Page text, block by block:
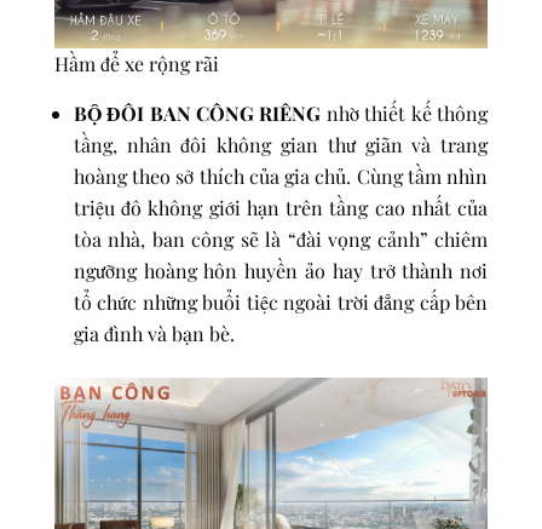
Hầm để xe rộng rãi
BỘ ĐÔI BAN CÔNG RIÊNG nhờ thiết kế thông
tầng, nhân đôi không gian thư giãn và trang
hoàng theo sở thích của gia chủ. Cùng tầm nhìn
triệu đô không giới hạn trên tầng cao nhất của
tòa nhà, ban công sẽ là “đài vọng cảnh” chiêm
ngưỡng hoàng hôn huyền ảo hay trở thành nơi
tổ chức những buổi tiệc ngoài trời đẳng cấp bên
gia đình và bạn bè.